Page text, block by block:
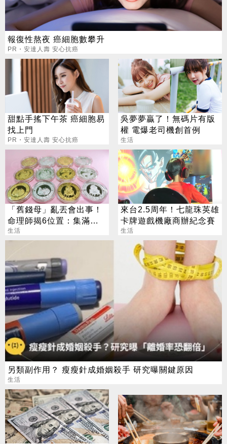
報復性熬夜 癌細胞數攀升
PR・安達人壽 安心抗癌
甜點手搖下午茶 癌細胞易
找上門
PR・安達人壽 安心抗癌
吳夢夢贏了！無碼片有版
權 電爆老司機創首例
生活
「舊錢母」亂丟會出事！
命理師揭6位置：集滿生
肖力量大
生活
來台2.5周年！七龍珠英雄
卡牌遊戲機廠商辦紀念賽
生活
另類副作用？ 瘦瘦針成婚姻殺手 研究曝關鍵原因
生活